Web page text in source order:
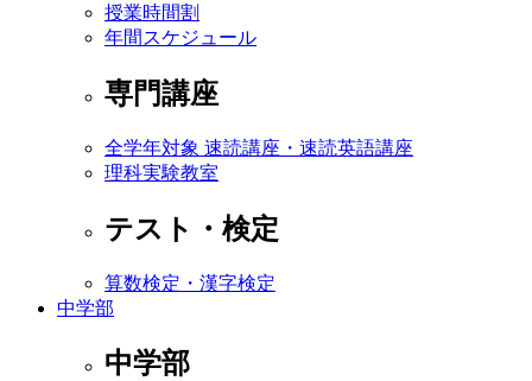
授業時間割
年間スケジュール
専門講座
全学年対象 速読講座・速読英語講座
理科実験教室
テスト・検定
算数検定・漢字検定
中学部
中学部